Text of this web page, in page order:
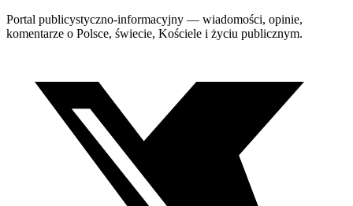
Portal publicystyczno-informacyjny — wiadomości, opinie,
komentarze o Polsce, świecie, Kościele i życiu publicznym.